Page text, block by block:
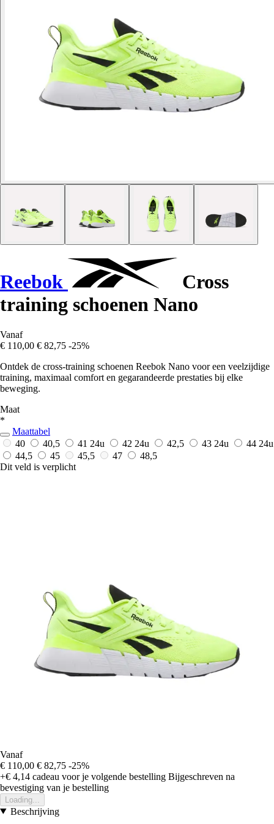
Reebok
Cross
training schoenen Nano
Vanaf
€ 110,00 € 82,75 -25%
Ontdek de cross-training schoenen Reebok Nano voor een veelzijdige
training, maximaal comfort en gegarandeerde prestaties bij elke
beweging.
Maat
*
Maattabel
40
40,5 41 24u 42 24u 42,5 43 24u 44 24u
44,5
45 45,5 47
48,5
Dit veld is verplicht
Vanaf
€ 110,00 € 82,75 -25%
+€ 4,14 cadeau voor je volgende bestelling Bijgeschreven na
bevestiging van je bestelling
Loading...
Beschrijving